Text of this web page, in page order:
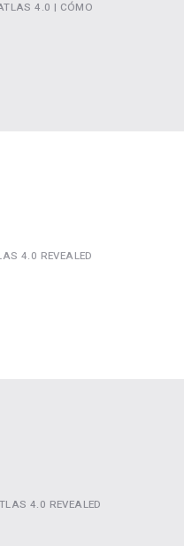
4.0 | CÓMO
4.0 REVEALED
4.0 REVEALED